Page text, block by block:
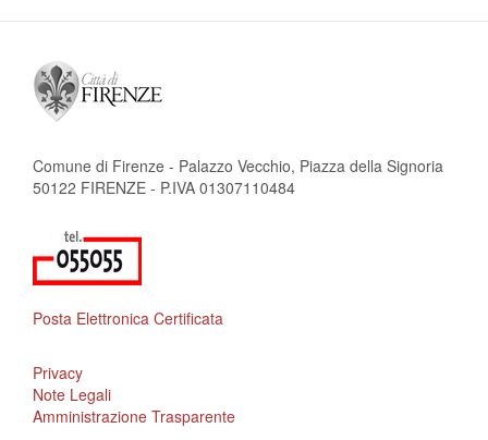
Comune di Firenze - Palazzo Vecchio, Piazza della Signoria
50122 FIRENZE - P.IVA 01307110484
Posta Elettronica Certificata
Privacy
Note Legali
Amministrazione Trasparente